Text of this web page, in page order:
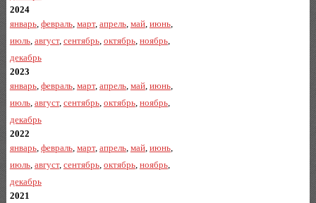
2024
январь, февраль, март, апрель, май, июнь,
июль, август, сентябрь, октябрь, ноябрь,
декабрь
2023
январь, февраль, март, апрель, май, июнь,
июль, август, сентябрь, октябрь, ноябрь,
декабрь
2022
январь, февраль, март, апрель, май, июнь,
июль, август, сентябрь, октябрь, ноябрь,
декабрь
2021